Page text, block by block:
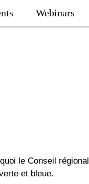
Webinars
le Conseil régional
et bleue.